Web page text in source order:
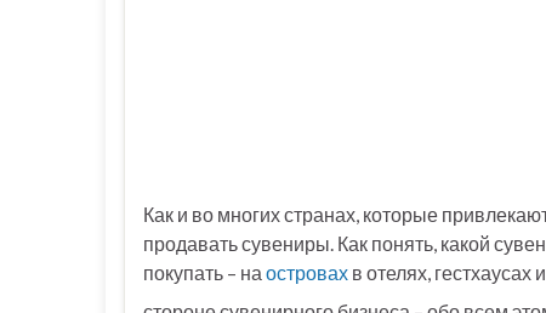
Как и во многих странах, которые
продавать сувениры. Как понять, какой
покупать – на островах в отелях,